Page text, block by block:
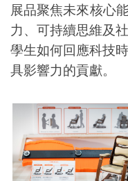
展品聚焦未來核心
力、可持續思維及
學生如何回應科技
具影響力的貢獻。